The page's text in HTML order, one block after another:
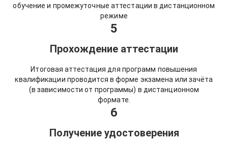
обучение и промежуточные аттестации в дистанционном
режиме
5
Прохождение аттестации
Итоговая аттестация для программ повышения
квалификации проводится в форме экзамена или зачёта
(в зависимости от программы) в дистанционном
формате.
6
Получение удостоверения